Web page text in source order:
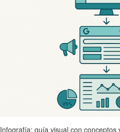
Infografía: guía visual con